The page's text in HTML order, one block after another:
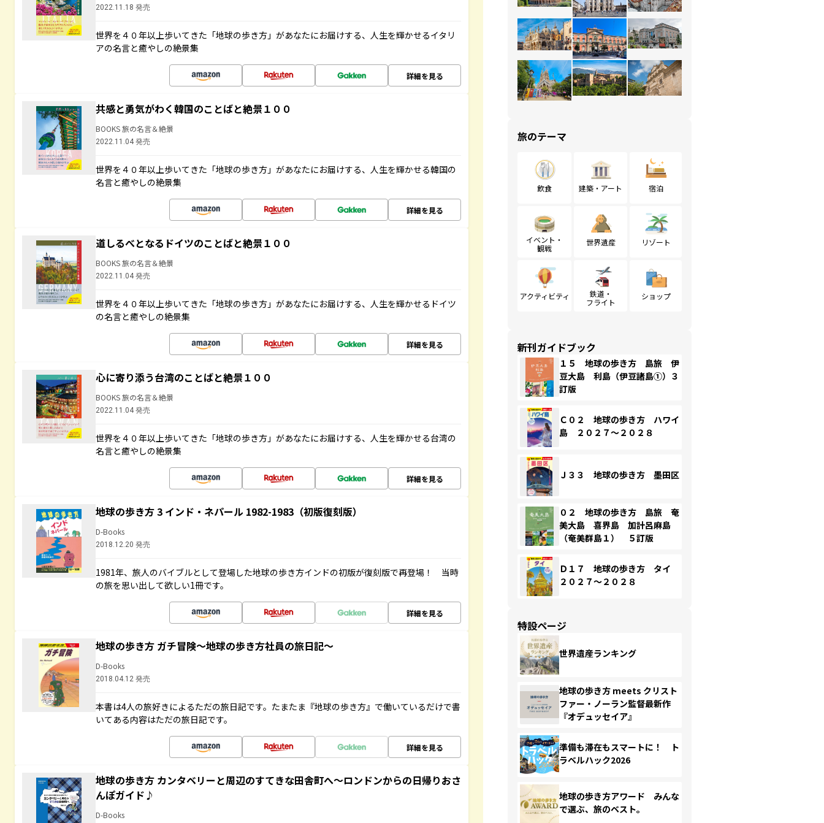
2022.11.18 発売
世界を４０年以上歩いてきた「地球の歩き方」があなたにお届けする、人生を輝かせるイタリ
アの名言と癒やしの絶景集
詳細を見る
共感と勇気がわく韓国のことばと絶景１００
BOOKS 旅の名言＆絶景
2022.11.04 発売
世界を４０年以上歩いてきた「地球の歩き方」があなたにお届けする、人生を輝かせる韓国の
名言と癒やしの絶景集
詳細を見る
道しるべとなるドイツのことばと絶景１００
BOOKS 旅の名言＆絶景
2022.11.04 発売
世界を４０年以上歩いてきた「地球の歩き方」があなたにお届けする、人生を輝かせるドイツ
の名言と癒やしの絶景集
詳細を見る
心に寄り添う台湾のことばと絶景１００
BOOKS 旅の名言＆絶景
2022.11.04 発売
世界を４０年以上歩いてきた「地球の歩き方」があなたにお届けする、人生を輝かせる台湾の
名言と癒やしの絶景集
詳細を見る
地球の歩き方 3 インド・ネパール 1982-1983（初版復刻版）
D-Books
2018.12.20 発売
1981年、旅人のバイブルとして登場した地球の歩き方インドの初版が復刻版で再登場！ 当時
の旅を思い出して欲しい1冊です。
詳細を見る
地球の歩き方 ガチ冒険～地球の歩き方社員の旅日記～
D-Books
2018.04.12 発売
本書は4人の旅好きによるただの旅日記です。たまたま『地球の歩き方』で働いているだけで書
いてある内容はただの旅日記です。
詳細を見る
地球の歩き方 カンタベリーと周辺のすてきな田舎町へ～ロンドンからの日帰りおさ
んぽガイド♪
D-Books
旅のテーマ
飲食 建築・アート 宿泊
イベント・
観戦
世界遺産 リゾート
アクティビティ
鉄道・
フライト
ショップ
新刊ガイドブック
１５ 地球の歩き方 島旅 伊
豆大島 利島（伊豆諸島①）３
訂版
Ｃ０２ 地球の歩き方 ハワイ
島 ２０２７～２０２８
Ｊ３３ 地球の歩き方 墨田区
０２ 地球の歩き方 島旅 奄
美大島 喜界島 加計呂麻島
（奄美群島１） ５訂版
Ｄ１７ 地球の歩き方 タイ
２０２７～２０２８
特設ページ
世界遺産ランキング
地球の歩き方 meets クリスト
ファー・ノーラン監督最新作
『オデュッセイア』
準備も滞在もスマートに！ ト
ラベルハック2026
地球の歩き方アワード みんな
で選ぶ、旅のベスト。